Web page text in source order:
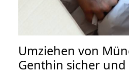
Umziehen von
Genthin sicher